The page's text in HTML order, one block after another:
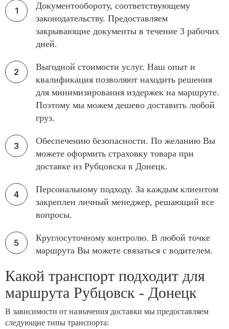
Документообороту, соответствующему
законодательству. Предоставляем
закрывающие документы в течение 3 рабочих
дней.
Выгодной стоимости услуг. Наш опыт и
квалификация позволяют находить решения
для минимизирования издержек на маршруте.
Поэтому мы можем дешево доставить любой
груз.
Обеспечению безопасности. По желанию Вы
можете оформить страховку товара при
доставке из Рубцовска в Донецк.
Персональному подходу. За каждым клиентом
закреплен личный менеджер, решающий все
вопросы.
Круглосуточному контролю. В любой точке
маршрута Вы можете связаться с водителем.
Какой транспорт подходит для
маршрута Рубцовск - Донецк
В зависимости от назначения доставки мы предоставляем
следующие типы транспорта: